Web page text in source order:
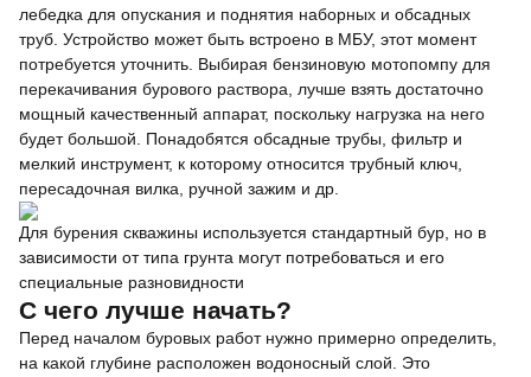
лебедка для опускания и поднятия наборных и обсадных
труб. Устройство может быть встроено в МБУ, этот момент
потребуется уточнить. Выбирая бензиновую мотопомпу для
перекачивания бурового раствора, лучше взять достаточно
мощный качественный аппарат, поскольку нагрузка на него
будет большой. Понадобятся обсадные трубы, фильтр и
мелкий инструмент, к которому относится трубный ключ,
пересадочная вилка, ручной зажим и др.
Для бурения скважины используется стандартный бур, но в
зависимости от типа грунта могут потребоваться и его
специальные разновидности
С чего лучше начать?
Перед началом буровых работ нужно примерно определить,
на какой глубине расположен водоносный слой. Это